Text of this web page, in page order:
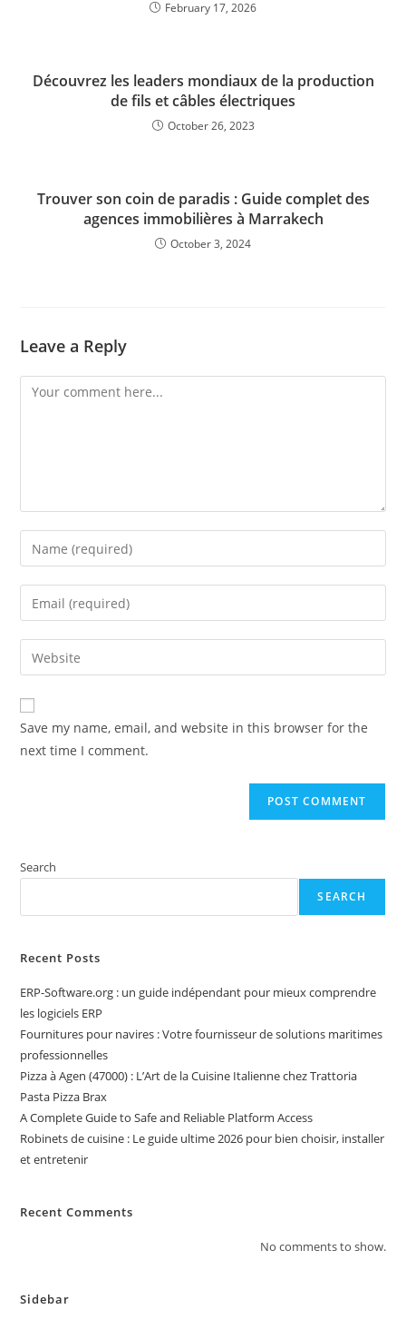
February 17, 2026
Découvrez les leaders mondiaux de la production
de fils et câbles électriques
October 26, 2023
Trouver son coin de paradis : Guide complet des
agences immobilières à Marrakech
October 3, 2024
Leave a Reply
Comment
Enter
your
name
comment
Enter
your
email
address
comment
Enter
your
website
URL
(optional)
Save my name, email, and website in this browser for the
next time I comment.
Search
SEARCH
Recent Posts
ERP-Software.org : un guide indépendant pour mieux comprendre
les logiciels ERP
Fournitures pour navires : Votre fournisseur de solutions maritimes
professionnelles
Pizza à Agen (47000) : L’Art de la Cuisine Italienne chez Trattoria
Pasta Pizza Brax
A Complete Guide to Safe and Reliable Platform Access
Robinets de cuisine : Le guide ultime 2026 pour bien choisir, installer
et entretenir
Recent Comments
No comments to show.
Sidebar